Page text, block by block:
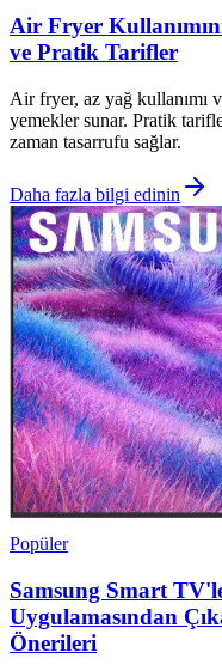
Air Fryer
ve Pratik Tarifler
Air fryer, az yağ kullanımı
yemekler sunar. Pratik
zaman tasarrufu sağlar.
Daha fazla bilgi edinin
Popüler
Samsung Smart
Uygulamasından
Önerileri